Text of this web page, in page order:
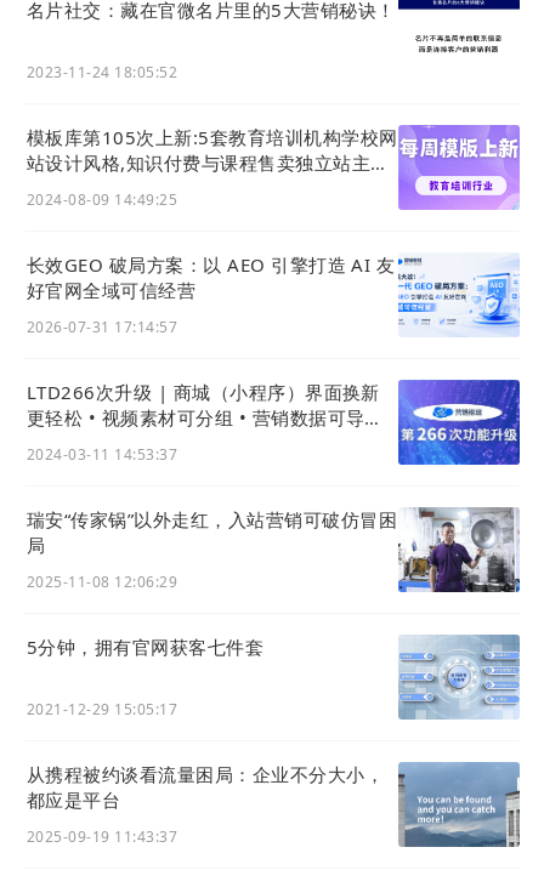
ii. 商城小程序入口
如果在官微中心中开启了商城小程序跳转，在此处将
城小程序。
如下图所示：
官微中心 - 商城 - 设置 - 商城小程序
生成商城小程序并发布后，开启下图中红框内的开关
即可
名片社交：藏在官微名片里的5大营销秘诀！
2023-11-24 18:05:52
模板库第105次上新:5套教育培训机构学校网
站设计风格,知识付费与课程售卖独立站主题
2024-08-09 14:49:25
长效GEO 破局方案：以 AEO 引擎打造 AI 友
好官网全域可信经营
2026-07-31 17:14:57
LTD266次升级 | 商城（小程序）界面换新
更轻松 • 视频素材可分组 • 营销数据可导出 •
2024-03-11 14:53:37
瑞安“传家锅”以外走红，入站营销可破仿冒困
局
2025-11-08 12:06:29
5分钟，拥有官网获客七件套
2021-12-29 15:05:17
从携程被约谈看流量困局：企业不分大小，
都应是平台
2025-09-19 11:43:37